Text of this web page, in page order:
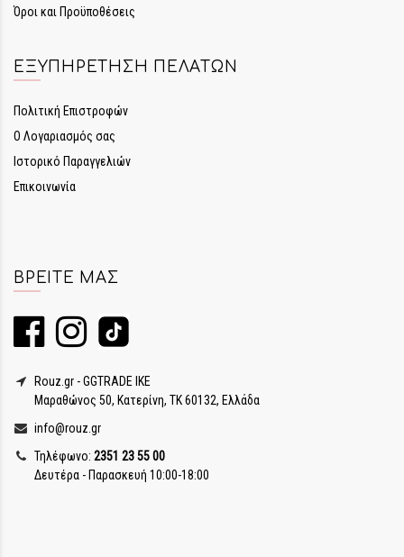
Όροι και Προϋποθέσεις
ΕΞΥΠΗΡΈΤΗΣΗ ΠΕΛΑΤΏΝ
Πολιτική Επιστροφών
Ο Λογαριασμός σας
Ιστορικό Παραγγελιών
Επικοινωνία
ΒΡΕΊΤΕ ΜΑΣ
Rouz.gr - GGTRADE IKE
Μαραθώνος 50, Κατερίνη, ΤΚ 60132, Ελλάδα
info@rouz.gr
Τηλέφωνο: 2351 23 55 00
Δευτέρα - Παρασκευή 10:00-18:00